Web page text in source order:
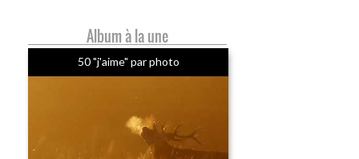
Album à la une
50 "j'aime" par photo